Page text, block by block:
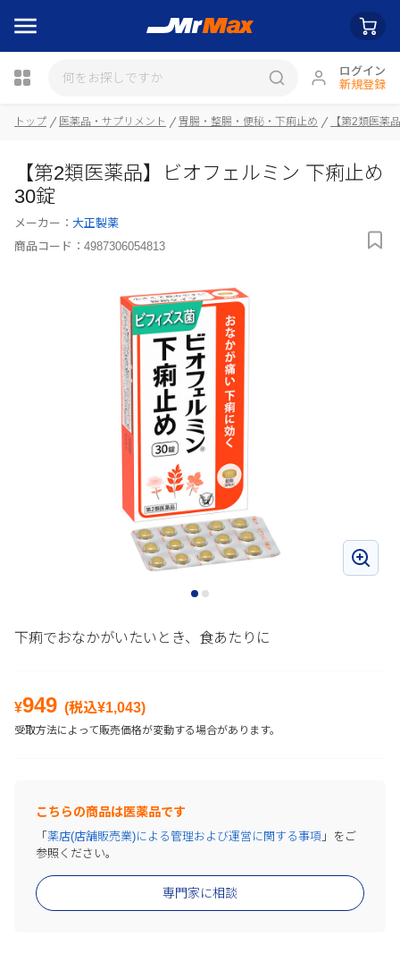
ログイン
新規登録
トップ 医薬品・サプリメント 胃腸・整腸・便秘・下痢止め 【第2類医薬
【第2類医薬品】ビオフェルミン 下痢止め
30錠
メーカー： 大正製薬
商品コード： 4987306054813
下痢でおなかがいたいとき、食あたりに
¥949 (税込¥1,043)
受取方法によって販売価格が変動する場合があります。
こちらの商品は医薬品です
専門家に相談
「 薬店(店舗販売業)による管理および運営に関する事項 」をご
参照ください。